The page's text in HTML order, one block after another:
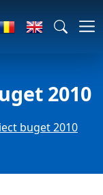
2010
buget 2010